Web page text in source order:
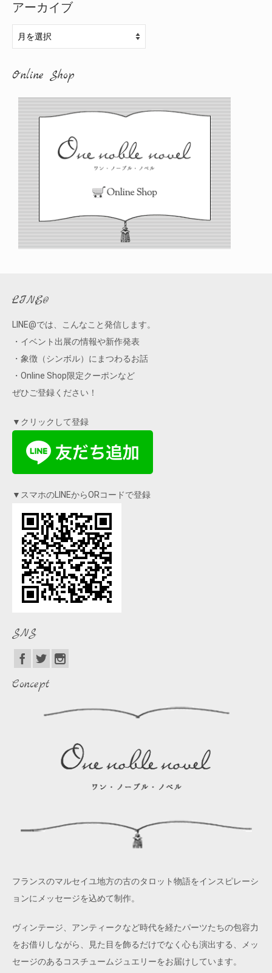
アーカイブ
ア
ー
ブ
Online Shop
LINE@
LINE@では、こんなこと発信します。
・イベント出展の情報や新作発表
・象徴（シンボル）にまつわるお話
・Online Shop限定クーポンなど
ぜひご登録ください！
▼クリックして登録
▼スマホのLINEからORコードで登録
SNS
Concept
フランスのマルセイユ地方の古のタロット物語をインスピレーシ
ョンにメッセージを込めて制作。
ヴィンテージ、アンティークなど時代を経たパーツたちの包容力
をお借りしながら、見た目を飾るだけでなく心も演出する、メッ
セージのあるコスチュームジュエリーをお届けしています。